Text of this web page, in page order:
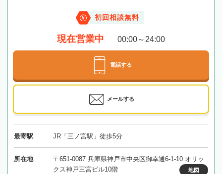
初回相談無料
現在営業中 00:00～24:00
電話する
メールする
最寄駅 JR「三ノ宮駅」徒歩5分
所在地
〒651-0087 兵庫県神戸市中央区御幸通6-1-10 オリッ
クス神戸三宮ビル10階
地図